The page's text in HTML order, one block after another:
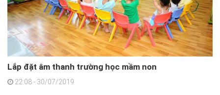
Lắp đặt âm thanh trường học mầm non
22:08 - 30/07/2019